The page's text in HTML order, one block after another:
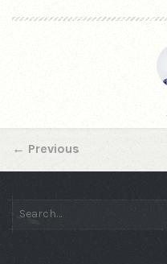
← Previous